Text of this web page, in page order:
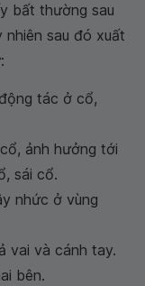
bất thường sau
nhiên sau đó xuất
tác ở cổ,
ảnh hưởng tới
sái cổ.
nhức ở vùng
vai và cánh tay.
bên.